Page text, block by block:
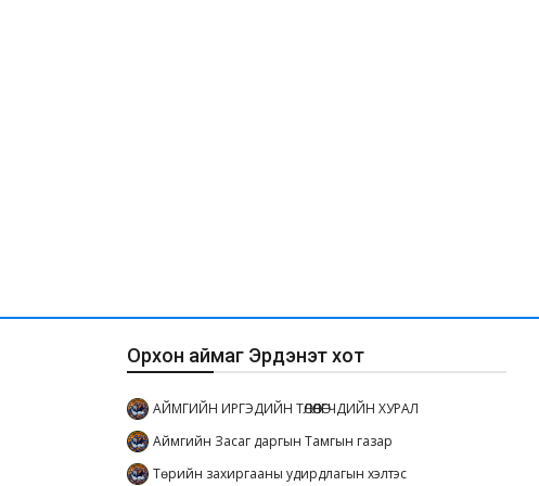
Орхон аймаг Эрдэнэт хот
АЙМГИЙН ИРГЭДИЙН ТӨЛӨӨЛӨГЧДИЙН ХУРАЛ
Аймгийн Засаг даргын Тамгын газар
Төрийн захиргааны удирдлагын хэлтэс